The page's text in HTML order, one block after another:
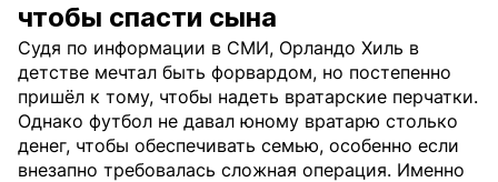
чтобы спасти сына
Судя по информации в СМИ, Орландо Хиль в
детстве мечтал быть форвардом, но постепенно
пришёл к тому, чтобы надеть вратарские перчатки.
Однако футбол не давал юному вратарю столько
денег, чтобы обеспечивать семью, особенно если
внезапно требовалась сложная операция. Именно